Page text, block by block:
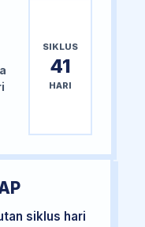
SIKLUS
41
HARI
siklus hari